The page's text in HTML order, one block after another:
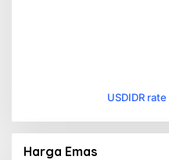
USDIDR rate
Harga Emas